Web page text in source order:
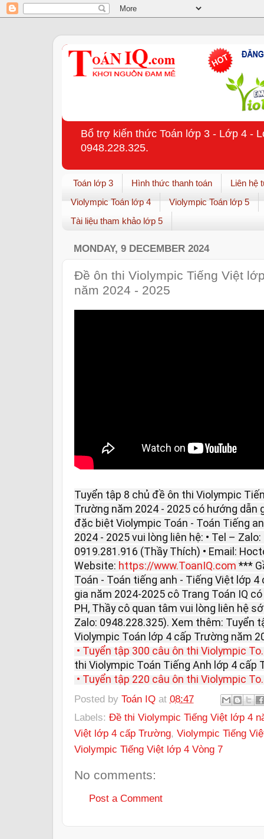
Bổ trợ kiến thức Toán lớp 3 - Lớp 4 -
0948.228.325.
Toán lớp 3 Hình thức thanh toán
Liên hệ
Violympic Toán lớp 4
Violympic Toán lớp 5
Tài liệu tham khảo lớp 5
MONDAY, 9 DECEMBER 2024
Đề ôn thi Violympic Tiếng Việt
năm 2024 - 2025
Tuyển tập 8 chủ đề ôn thi Violympic
Trường năm 2024 - 2025 có hướng dẫn
đặc biệt Violympic Toán - Toán Tiếng
2024 - 2025 vui lòng liên hệ: • Tel –
0919.281.916 (Thầy Thích) • Email:
Website: https://www.ToanIQ.com ***
Toán - Toán tiếng anh - Tiếng Việt lớp 4
gia năm 2024-2025 cô Trang Toán IQ
PH, Thầy cô quan tâm vui lòng liên hệ
Zalo: 0948.228.325). Xem thêm: Tuyển
Violympic Toán lớp 4 cấp Trường năm
• Tuyển tập 300 câu ôn thi Violympic
thi Violympic Toán Tiếng Anh lớp 4 cấp
• Tuyển tập 220 câu ôn thi Violympic
Posted by Toán IQ at 08:47
Labels: Đề thi Violympic Tiếng Việt lớp 4
Việt lớp 4 cấp Trường, Violympic Tiếng
Violympic Tiếng Việt lớp 4 Vòng 7
No comments:
Post a Comment